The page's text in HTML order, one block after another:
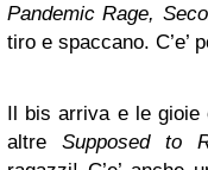
Pandemic Rage,
tiro e spaccano. C’e’
Il bis arriva e le gioie
altre Supposed to